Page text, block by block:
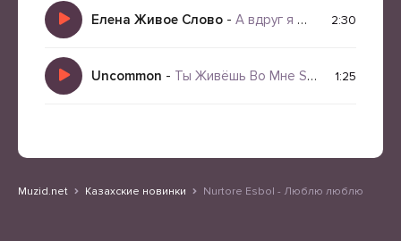
Елена Живое Слово - А вдруг я чей-то первый стих 2:30
Uncommon - Ты Живёшь Во Мне Short Version 1:25
Muzid.net Казахские новинки Nurtore Esbol - Люблю люблю